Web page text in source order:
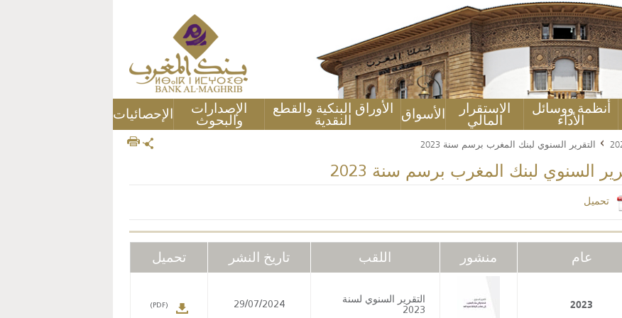
أنظمة ووسائل
الأداء
الاستقرار
المالي
الأسواق
الأوراق البنكية والقطع
النقدية
الإصدارات
والبحوث
الإحصائيات
التقرير السنوي لبنك المغرب برسم سنة 2023
السنوي لبنك المغرب برسم سنة 2023
تحميل
عام منشور اللقب تاريخ النشر تحميل
2023
التقرير السنوي لسنة
2023
29/07/2024
(PDF)